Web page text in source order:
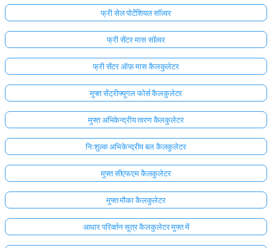
फ्री सेल पोटेंशियल सॉल्वर
फ्री सेंटर मास सॉल्वर
फ्री सेंटर ऑफ़ मास कैलकुलेटर
मुफ्त सेंट्रीफ्यूगल फोर्स कैलकुलेटर
मुफ्त अभिकेन्द्रीय त्वरण कैलकुलेटर
निःशुल्क अभिकेन्द्रीय बल कैलकुलेटर
मुफ्त सीएफएम कैलकुलेटर
मुफ्त मौका कैलकुलेटर
आधार परिवर्तन सूत्र कैलकुलेटर मुफ्त में